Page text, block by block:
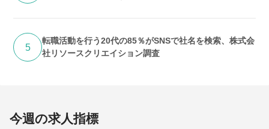
5
転職活動を行う20代の85％がSNSで社名を検索、株式会
社リソースクリエイション調査
今週の求人指標